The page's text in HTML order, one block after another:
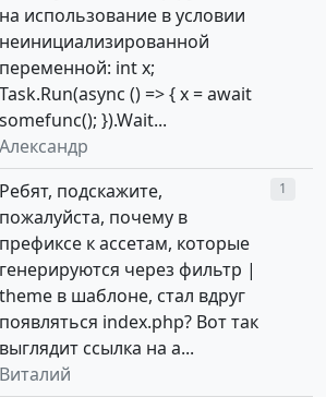
на использование в условии
неинициализированной
переменной: int x;
Task.Run(async () => { x = await
somefunc(); }).Wait...
Александр
Ребят, подскажите,
пожалуйста, почему в
префиксе к ассетам, которые
генерируются через фильтр |
theme в шаблоне, стал вдруг
появляться index.php? Вот так
выглядит ссылка на а...
Виталий
1